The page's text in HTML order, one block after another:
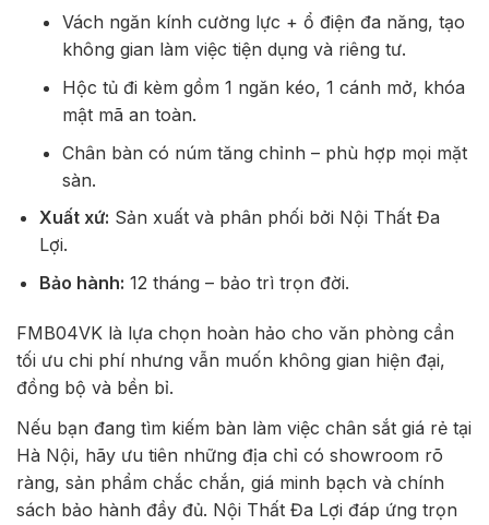
Vách ngăn kính cường lực + ổ điện đa năng, tạo
không gian làm việc tiện dụng và riêng tư.
Hộc tủ đi kèm gồm 1 ngăn kéo, 1 cánh mở, khóa
mật mã an toàn.
Chân bàn có núm tăng chỉnh – phù hợp mọi mặt
sàn.
Xuất xứ: Sản xuất và phân phối bởi Nội Thất Đa
Lợi.
Bảo hành: 12 tháng – bảo trì trọn đời.
FMB04VK là lựa chọn hoàn hảo cho văn phòng cần
tối ưu chi phí nhưng vẫn muốn không gian hiện đại,
đồng bộ và bền bỉ.
Nếu bạn đang tìm kiếm bàn làm việc chân sắt giá rẻ tại
Hà Nội, hãy ưu tiên những địa chỉ có showroom rõ
ràng, sản phẩm chắc chắn, giá minh bạch và chính
sách bảo hành đầy đủ. Nội Thất Đa Lợi đáp ứng trọn